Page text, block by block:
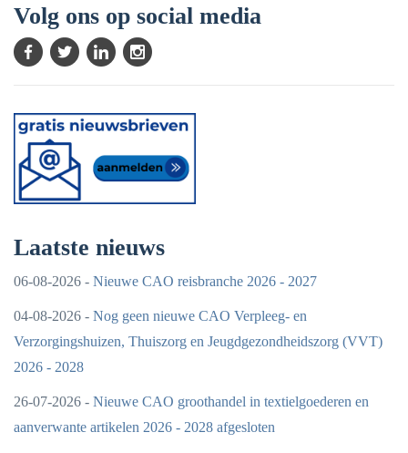
Volg ons op social media
Laatste nieuws
06-08-2026 - Nieuwe CAO reisbranche 2026 - 2027
04-08-2026 - Nog geen nieuwe CAO Verpleeg- en
Verzorgingshuizen, Thuiszorg en Jeugdgezondheidszorg (VVT)
2026 - 2028
26-07-2026 - Nieuwe CAO groothandel in textielgoederen en
aanverwante artikelen 2026 - 2028 afgesloten